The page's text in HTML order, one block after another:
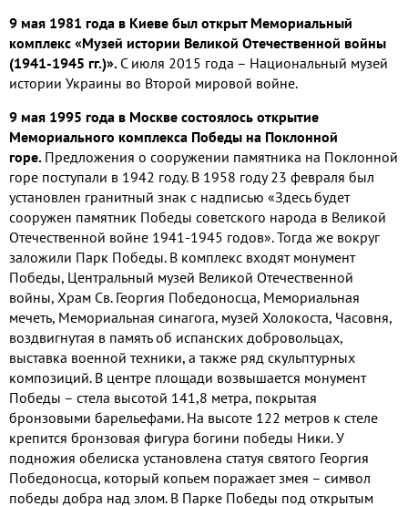
9 мая 1981 года в Киеве был открыт Мемориальный
комплекс «Музей истории Великой Отечественной войны
(1941-1945 гг.)». С июля 2015 года – Национальный музей
истории Украины во Второй мировой войне.
9 мая 1995 года в Москве состоялось открытие
Мемориального комплекса Победы на Поклонной
горе. Предложения о сооружении памятника на Поклонной
горе поступали в 1942 году. В 1958 году 23 февраля был
установлен гранитный знак с надписью «Здесь будет
сооружен памятник Победы советского народа в Великой
Отечественной войне 1941-1945 годов». Тогда же вокруг
заложили Парк Победы. В комплекс входят монумент
Победы, Центральный музей Великой Отечественной
войны, Храм Св. Георгия Победоносца, Мемориальная
мечеть, Мемориальная синагога, музей Холокоста, Часовня,
воздвигнутая в память об испанских добровольцах,
выставка военной техники, а также ряд скульптурных
композиций. В центре площади возвышается монумент
Победы – стела высотой 141,8 метра, покрытая
бронзовыми барельефами. На высоте 122 метров к стеле
крепится бронзовая фигура богини победы Ники. У
подножия обелиска установлена статуя святого Георгия
Победоносца, который копьем поражает змея – символ
победы добра над злом. В Парке Победы под открытым